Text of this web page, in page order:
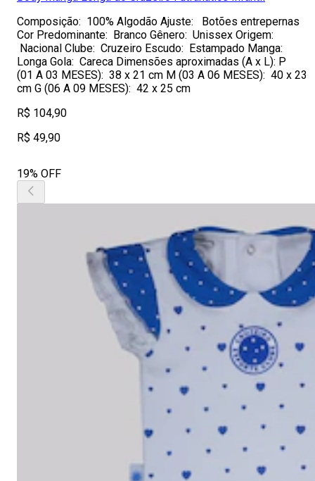
Composição: 100% Algodão Ajuste: Botões entrepernas
Cor Predominante: Branco Gênero: Unissex Origem:
Nacional Clube: Cruzeiro Escudo: Estampado Manga:
Longa Gola: Careca Dimensões aproximadas (A x L): P
(01 A 03 MESES): 38 x 21 cm M (03 A 06 MESES): 40 x 23
cm G (06 A 09 MESES): 42 x 25 cm
R$ 104,90
R$ 49,90
19% OFF